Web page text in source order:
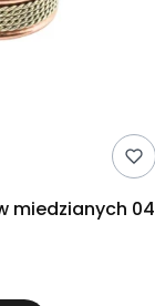
miedzianych 04